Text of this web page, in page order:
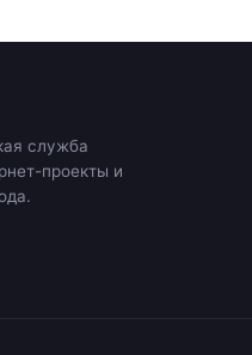
служба
проекты и